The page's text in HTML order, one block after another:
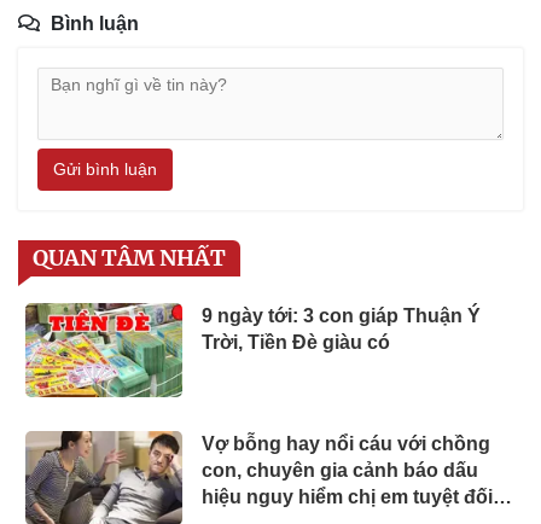
Bình luận
Gửi bình luận
QUAN TÂM NHẤT
9 ngày tới: 3 con giáp Thuận Ý
Trời, Tiền Đè giàu có
Vợ bỗng hay nổi cáu với chồng
con, chuyên gia cảnh báo dấu
hiệu nguy hiểm chị em tuyệt đối